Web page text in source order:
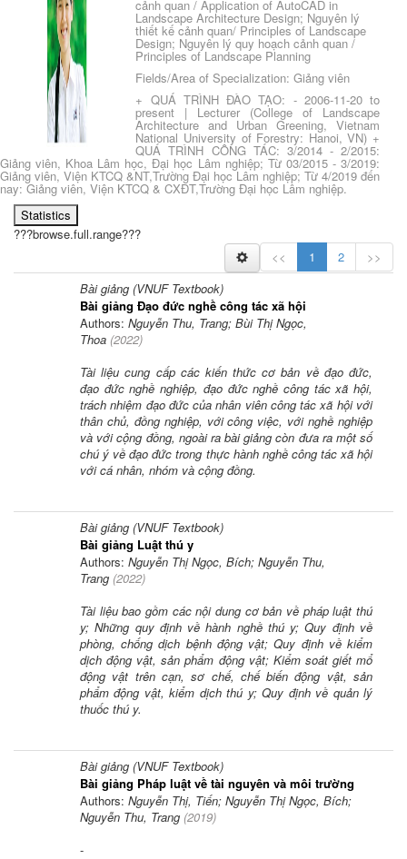
cảnh quan / Application of AutoCAD in
Landscape Architecture Design; Nguyên lý
thiết kế cảnh quan/ Principles of Landscape
Design; Nguyên lý quy hoạch cảnh quan /
Principles of Landscape Planning
Fields/Area of Specialization: Giảng viên
+ QUÁ TRÌNH ĐÀO TẠO: - 2006-11-20 to
present | Lecturer (College of Landscape
Architecture and Urban Greening, Vietnam
National University of Forestry: Hanoi, VN) +
QUÁ TRÌNH CÔNG TÁC: 3/2014 - 2/2015:
Giảng viên, Khoa Lâm học, Đại học Lâm nghiệp; Từ 03/2015 - 3/2019:
Giảng viên, Viện KTCQ &NT,Trường Đại học Lâm nghiệp; Từ 4/2019 đến
nay: Giảng viên, Viện KTCQ & CXĐT,Trường Đại học Lâm nghiệp.
Statistics
???browse.full.range???
<<
1 2
>>
Bài giảng (VNUF Textbook)
Bài giảng Đạo đức nghề công tác xã hội
Authors: Nguyễn Thu, Trang; Bùi Thị Ngọc,
Thoa (2022)
Tài liệu cung cấp các kiến thức cơ bản về đạo đức,
đạo đức nghề nghiệp, đạo đức nghề công tác xã hội,
trách nhiệm đạo đức của nhân viên công tác xã hội với
thân chủ, đồng nghiệp, với công việc, với nghề nghiệp
và với cộng đồng, ngoài ra bài giảng còn đưa ra một số
chú ý về đạo đức trong thực hành nghề công tác xã hội
với cá nhân, nhóm và cộng đồng.
Bài giảng (VNUF Textbook)
Bài giảng Luật thú y
Authors: Nguyễn Thị Ngọc, Bích; Nguyễn Thu,
Trang (2022)
Tài liệu bao gồm các nội dung cơ bản về pháp luật thú
y; Những quy định về hành nghề thú y; Quy định về
phòng, chống dịch bệnh động vật; Quy định về kiểm
dịch động vật, sản phẩm động vật; Kiểm soát giết mổ
động vật trên cạn, sơ chế, chế biến động vật, sản
phẩm động vật, kiểm dịch thú y; Quy định về quản lý
thuốc thú y.
Bài giảng (VNUF Textbook)
Bài giảng Pháp luật về tài nguyên và môi trường
Authors: Nguyễn Thị, Tiến; Nguyễn Thị Ngọc, Bích;
Nguyễn Thu, Trang (2019)
-